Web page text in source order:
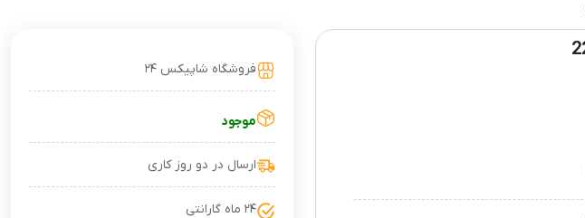
فروشگاه شاپیکس ۲۴
موجود
ارسال در دو روز کاری
۲۴ ماه گارانتی